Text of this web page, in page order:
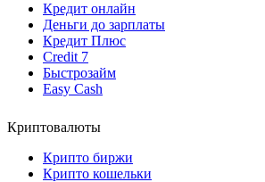
Кредит онлайн
Деньги до зарплаты
Кредит Плюс
Credit 7
Быстрозайм
Easy Cash
Криптовалюты
Крипто биржи
Крипто кошельки